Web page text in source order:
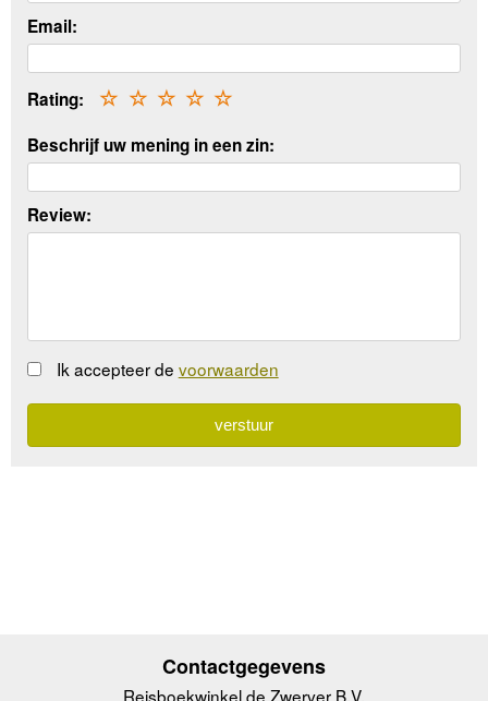
Email:
Rating: ☆
☆
☆
☆
☆
Beschrijf uw mening in een zin:
Review:
Ik accepteer de voorwaarden
Contactgegevens
Reisboekwinkel de Zwerver B.V.